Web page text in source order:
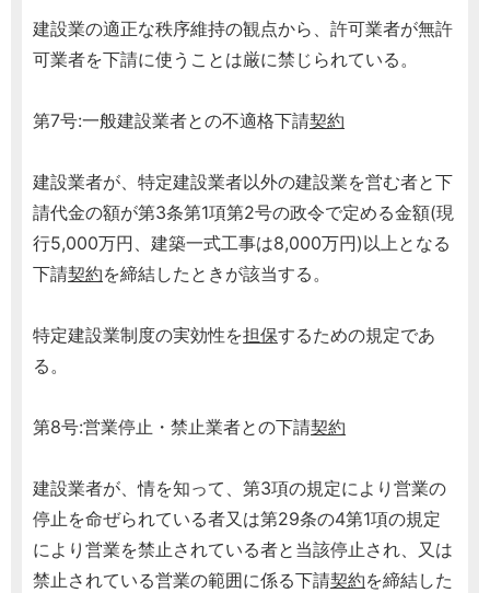
建設業の適正な秩序維持の観点から、許可業者が無許
可業者を下請に使うことは厳に禁じられている。
第7号:一般建設業者との不適格下請契約
建設業者が、特定建設業者以外の建設業を営む者と下
請代金の額が第3条第1項第2号の政令で定める金額(現
行5,000万円、建築一式工事は8,000万円)以上となる
下請契約を締結したときが該当する。
特定建設業制度の実効性を担保するための規定であ
る。
第8号:営業停止・禁止業者との下請契約
建設業者が、情を知って、第3項の規定により営業の
停止を命ぜられている者又は第29条の4第1項の規定
により営業を禁止されている者と当該停止され、又は
禁止されている営業の範囲に係る下請契約を締結した